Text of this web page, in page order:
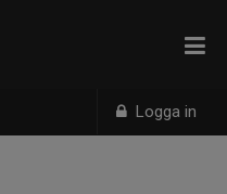
Logga in